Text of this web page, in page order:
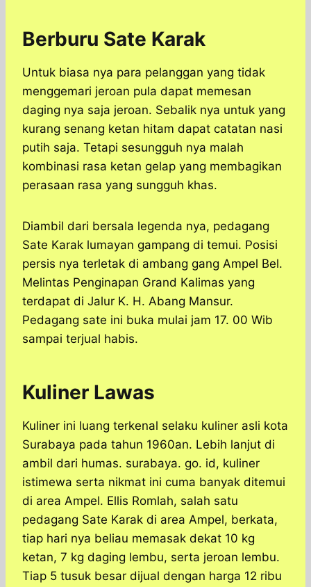
Berburu Sate Karak
Untuk biasa nya para pelanggan yang tidak
menggemari jeroan pula dapat memesan
daging nya saja jeroan. Sebalik nya untuk yang
kurang senang ketan hitam dapat catatan nasi
putih saja. Tetapi sesungguh nya malah
kombinasi rasa ketan gelap yang membagikan
perasaan rasa yang sungguh khas.
Diambil dari bersala legenda nya, pedagang
Sate Karak lumayan gampang di temui. Posisi
persis nya terletak di ambang gang Ampel Bel.
Melintas Penginapan Grand Kalimas yang
terdapat di Jalur K. H. Abang Mansur.
Pedagang sate ini buka mulai jam 17. 00 Wib
sampai terjual habis.
Kuliner Lawas
Kuliner ini luang terkenal selaku kuliner asli kota
Surabaya pada tahun 1960an. Lebih lanjut di
ambil dari humas. surabaya. go. id, kuliner
istimewa serta nikmat ini cuma banyak ditemui
di area Ampel. Ellis Romlah, salah satu
pedagang Sate Karak di area Ampel, berkata,
tiap hari nya beliau memasak dekat 10 kg
ketan, 7 kg daging lembu, serta jeroan lembu.
Tiap 5 tusuk besar dijual dengan harga 12 ribu